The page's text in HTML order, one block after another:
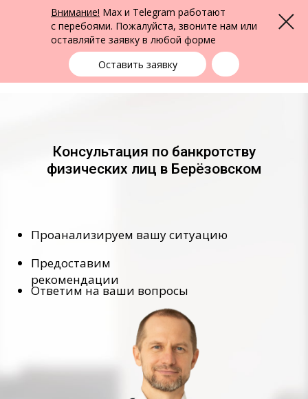
Внимание! Max и Telegram работают
с перебоями. Пожалуйста, звоните нам или
оставляйте заявку в любой форме
Оставить заявку
Меню
Юридическая помощь в Берёзовском
ФПК Альтернатива
Берёзовский
выбрать город
+7 (983) 219-71-10
Проанализируем вашу ситуацию
Ответим на ваши вопросы
Консультация по банкротству
физических лиц в Берёзовском
Предоставим
рекомендации